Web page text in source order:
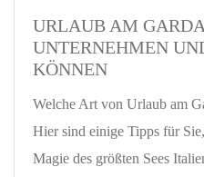
URLAUB AM
UNTERNEHMEN
KÖNNEN
Welche Art von Urlaub am
Hier sind einige Tipps für
Magie des größten Sees